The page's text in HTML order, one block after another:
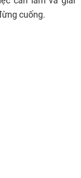
cuống.